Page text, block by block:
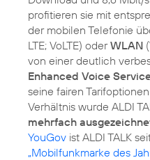
profitieren sie mit
der mobilen Telefonie
LTE; VoLTE) oderWLAN
von einer deutlich
Enhanced Voice
seine fairen
Verhältnis wurde ALDI
mehrfach
YouGov ist ALDI TALK
„Mobilfunkmarke des